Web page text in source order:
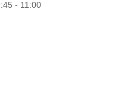
- 11:00